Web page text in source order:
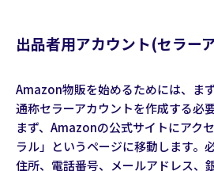
出品者用アカウント(セラー
Amazon物販を始めるためには、ま
通称セラーアカウントを作成する必
まず、Amazonの公式サイトにアク
ラル」というページに移動します。
住所、電話番号、メールアドレス、